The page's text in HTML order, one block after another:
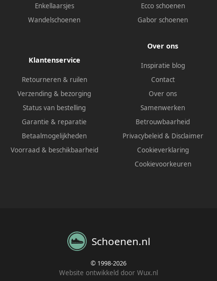
Enkellaarsjes
Wandelschoenen
Ecco schoenen
Gabor schoenen
Klantenservice
Retourneren & ruilen
Verzending & bezorging
Status van bestelling
Garantie & reparatie
Betaalmogelijkheden
Voorraad & beschikbaarheid
Over ons
Inspiratie blog
Contact
Over ons
Samenwerken
Betrouwbaarheid
Privacybeleid & Disclaimer
Cookieverklaring
Cookievoorkeuren
Schoenen.nl
© 1998-2026
Website ontwikkeld door Wux.nl